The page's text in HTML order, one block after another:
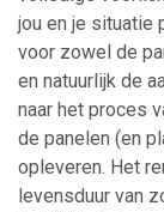
jou en je situatie
voor zowel de
en natuurlijk de
naar het proces
de panelen (en
opleveren. Het
levensduur van